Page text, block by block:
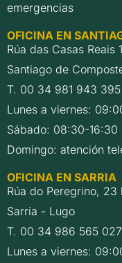
emergencias
OFICINA EN
Rúa das Casas Reais
Santiago de
T. 00 34 981 943 395
Lunes a viernes:
Sábado: 08:30-16:30
Domingo: atención
OFICINA EN SARRIA
Rúa do Peregrino, 23
Sarria - Lugo
T. 00 34 986 565 027
Lunes a viernes: